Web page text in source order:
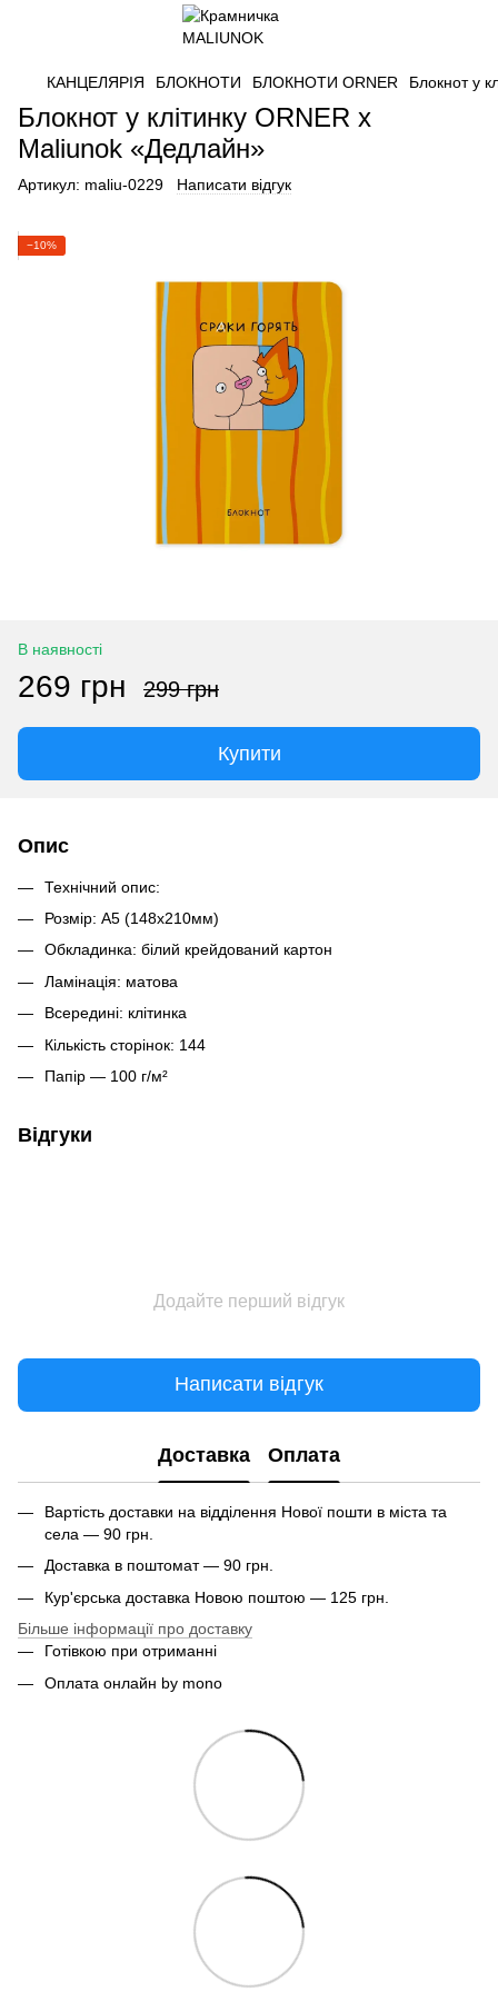
КАНЦЕЛЯРІЯ БЛОКНОТИ БЛОКНОТИ ORNER Блокнот у
Блокнот у клітинку ORNER x
Maliunok «Дедлайн»
Артикул: maliu-0229 Написати відгук
−10%
В наявності
269 грн 299 грн
Купити
Опис
Технічний опис:
Розмір: А5 (148х210мм)
Обкладинка: білий крейдований картон
Ламінація: матова
Всередині: клітинка
Кількість сторінок: 144
Папір — 100 г/м²
Відгуки
Додайте перший відгук
Написати відгук
Доставка Оплата
Вартість доставки на відділення Нової пошти в міста та
села — 90 грн.
Доставка в поштомат — 90 грн.
Кур'єрська доставка Новою поштою — 125 грн.
Більше інформації про доставку
Готівкою при отриманні
Оплата онлайн by mono